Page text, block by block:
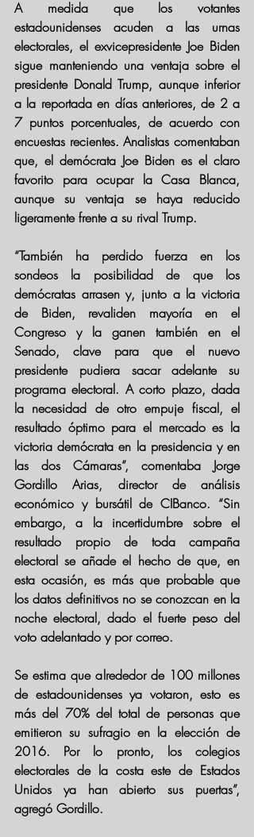
A medida que los votantes
estadounidenses acuden a las urnas
electorales, el exvicepresidente Joe Biden
sigue manteniendo una ventaja sobre el
presidente Donald Trump, aunque inferior
a la reportada en días anteriores, de 2 a
7 puntos porcentuales, de acuerdo con
encuestas recientes. Analistas comentaban
que, el demócrata Joe Biden es el claro
favorito para ocupar la Casa Blanca,
aunque su ventaja se haya reducido
ligeramente frente a su rival Trump.
“También ha perdido fuerza en los
sondeos la posibilidad de que los
demócratas arrasen y, junto a la victoria
de Biden, revaliden mayoría en el
Congreso y la ganen también en el
Senado, clave para que el nuevo
presidente pudiera sacar adelante su
programa electoral. A corto plazo, dada
la necesidad de otro empuje fiscal, el
resultado óptimo para el mercado es la
victoria demócrata en la presidencia y en
las dos Cámaras”, comentaba Jorge
Gordillo Arias, director de análisis
económico y bursátil de CIBanco. “Sin
embargo, a la incertidumbre sobre el
resultado propio de toda campaña
electoral se añade el hecho de que, en
esta ocasión, es más que probable que
los datos definitivos no se conozcan en la
noche electoral, dado el fuerte peso del
voto adelantado y por correo.
Se estima que alrededor de 100 millones
de estadounidenses ya votaron, esto es
más del 70% del total de personas que
emitieron su sufragio en la elección de
2016. Por lo pronto, los colegios
electorales de la costa este de Estados
Unidos ya han abierto sus puertas”,
agregó Gordillo.